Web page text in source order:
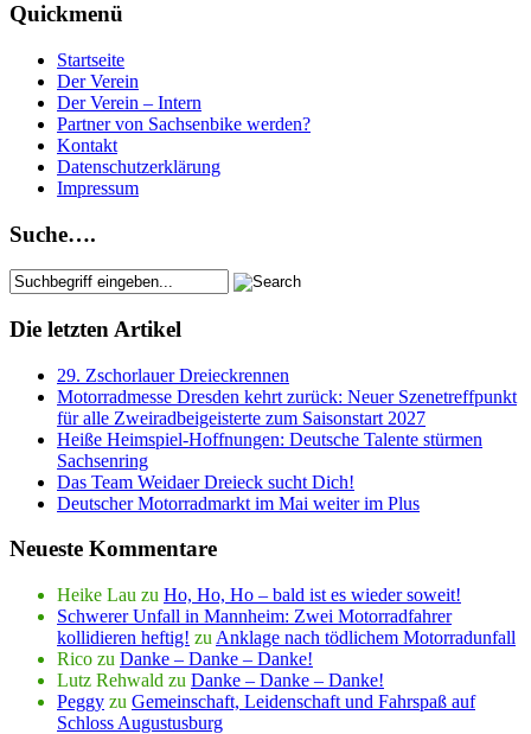
Quickmenü
Startseite
Der Verein
Der Verein – Intern
Partner von Sachsenbike werden?
Kontakt
Datenschutzerklärung
Impressum
Suche….
Die letzten Artikel
29. Zschorlauer Dreieckrennen
Motorradmesse Dresden kehrt zurück: Neuer Szenetreffpunkt
für alle Zweiradbeigeisterte zum Saisonstart 2027
Heiße Heimspiel-Hoffnungen: Deutsche Talente stürmen
Sachsenring
Das Team Weidaer Dreieck sucht Dich!
Deutscher Motorradmarkt im Mai weiter im Plus
Neueste Kommentare
Heike Lau zu Ho, Ho, Ho – bald ist es wieder soweit!
Schwerer Unfall in Mannheim: Zwei Motorradfahrer
kollidieren heftig! zu Anklage nach tödlichem Motorradunfall
Rico zu Danke – Danke – Danke!
Lutz Rehwald zu Danke – Danke – Danke!
Peggy zu Gemeinschaft, Leidenschaft und Fahrspaß auf
Schloss Augustusburg